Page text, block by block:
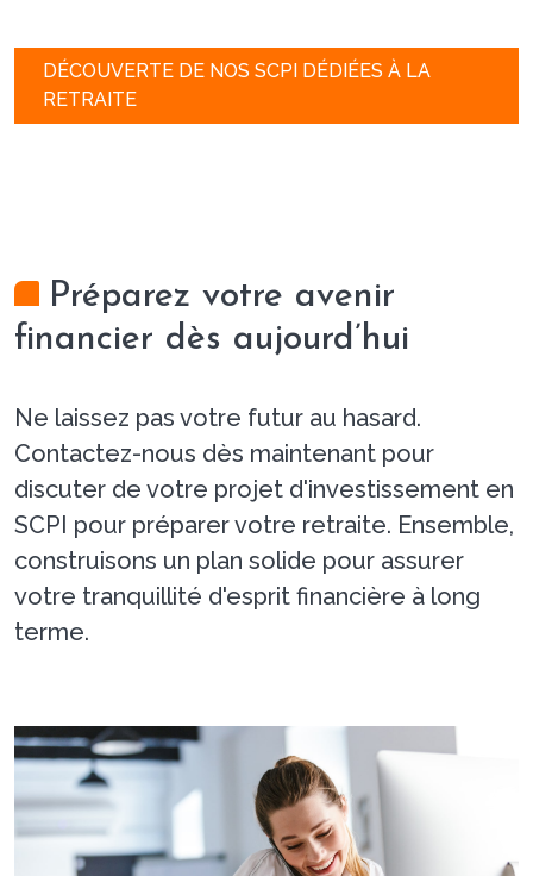
DÉCOUVERTE DE NOS SCPI DÉDIÉES À LA
RETRAITE
Préparez votre avenir
financier dès aujourd’hui
Ne laissez pas votre futur au hasard.
Contactez-nous dès maintenant pour
discuter de votre projet d'investissement en
SCPI pour préparer votre retraite. Ensemble,
construisons un plan solide pour assurer
votre tranquillité d'esprit financière à long
terme.